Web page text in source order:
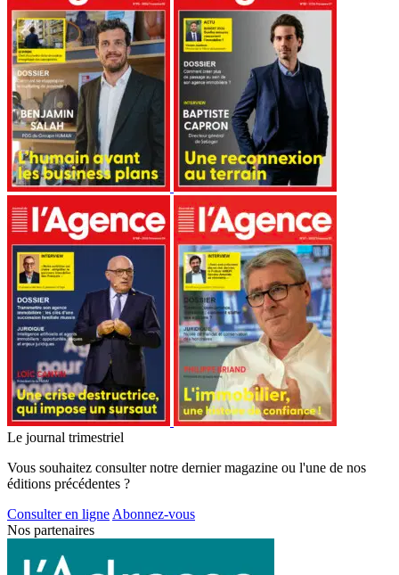
Le journal trimestriel
Vous souhaitez consulter notre dernier magazine ou l'une de nos
éditions précédentes ?
Consulter en ligne Abonnez-vous
Nos partenaires